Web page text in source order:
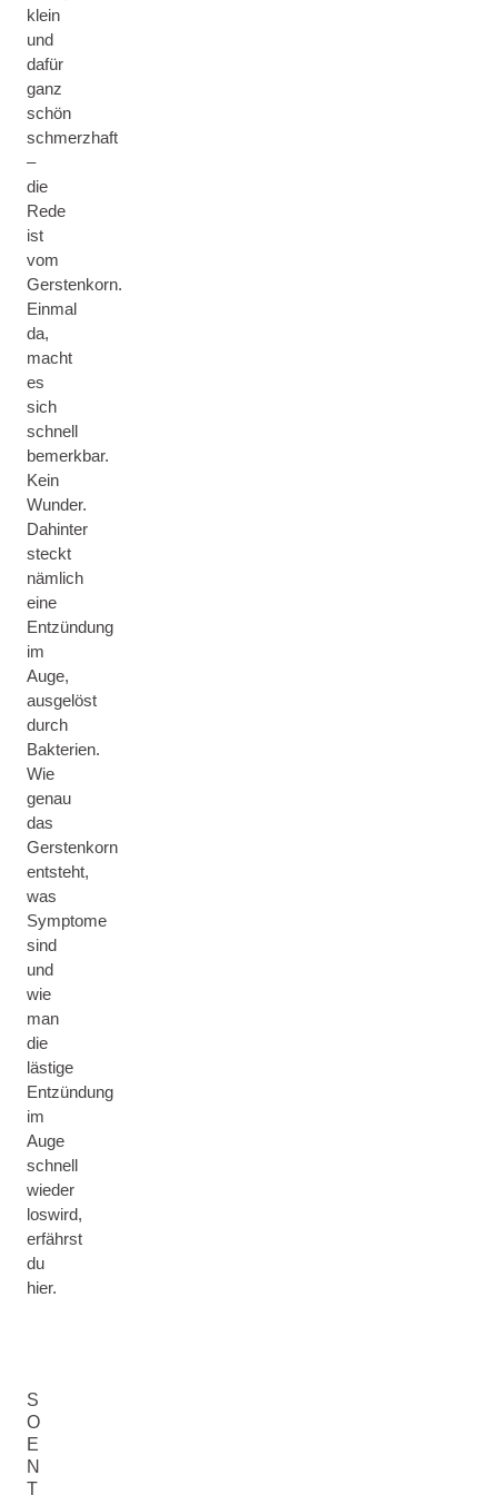
klein
und
dafür
ganz
schön
schmerzhaft
–
die
Rede
ist
vom
Gerstenkorn.
Einmal
da,
macht
es
sich
schnell
bemerkbar.
Kein
Wunder.
Dahinter
steckt
nämlich
eine
Entzündung
im
Auge,
ausgelöst
durch
Bakterien.
Wie
genau
das
Gerstenkorn
entsteht,
was
Symptome
sind
und
wie
man
die
lästige
Entzündung
im
Auge
schnell
wieder
loswird,
erfährst
du
hier.
S
O
E
N
T